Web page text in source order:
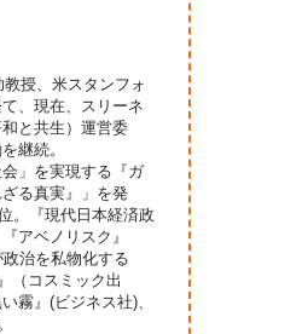
授、米スタンフォ
、現在、スリーネ
と共生）運営委
継続。
」を実現する『ガ
る真実』」を発
。『現代日本経済政
アベノリスク』
治を私物化する
（コスミック出
霧』(ビジネス社)、